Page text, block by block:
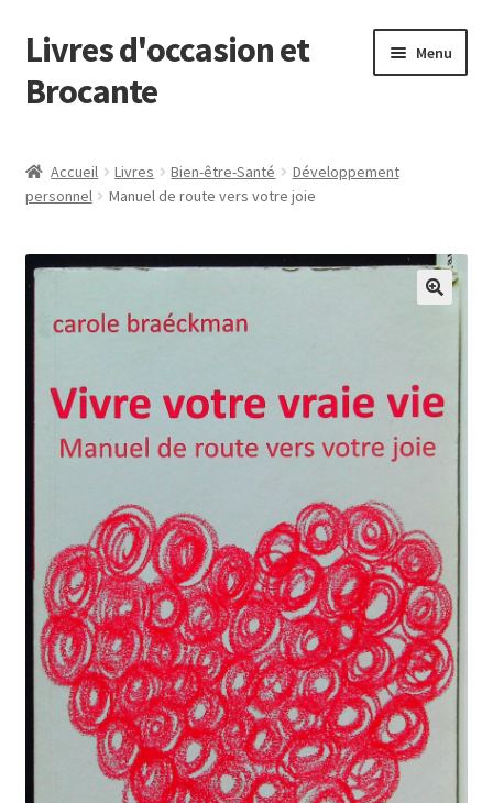
Aller
à
la
Aller
au
contenu
Livres d'occasion et
Brocante
Menu
Accueil Livres Bien-être-Santé
Développement
personnel
Manuel de route vers votre joie